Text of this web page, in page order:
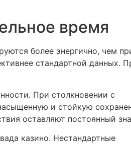
время
более энергично, чем
стандартной данных.
При столкновении с
и стойкую
оставляют постоянный
казино. Нестандартные